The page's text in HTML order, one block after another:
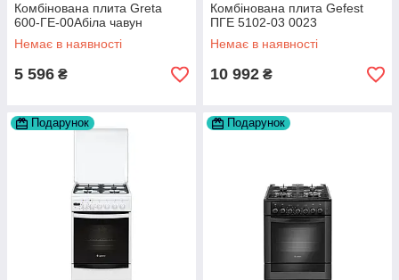
Комбінована плита Greta
600-ГЕ-00Абіла чавун
Немає в наявності
5 596 ₴
Комбінована плита Gefest
ПГЕ 5102-03 0023
Немає в наявності
10 992 ₴
Подарунок Подарунок